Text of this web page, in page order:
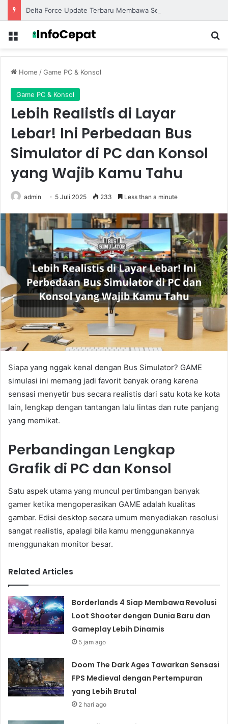
Menu
Home /Game PC & Konsol
Game PC & Konsol
Lebih Realistis di Layar
Lebar! Ini Perbedaan Bus
Simulator di PC dan Konsol
yang Wajib Kamu Tahu
admin 5 Juli 2025 233 Less than a minute
Siapa yang nggak kenal dengan Bus Simulator? GAME
simulasi ini memang jadi favorit banyak orang karena
sensasi menyetir bus secara realistis dari satu kota ke kota
lain, lengkap dengan tantangan lalu lintas dan rute panjang
yang memikat.
Perbandingan Lengkap
Grafik di PC dan Konsol
Satu aspek utama yang muncul pertimbangan banyak
gamer ketika mengoperasikan GAME adalah kualitas
gambar. Edisi desktop secara umum menyediakan resolusi
sangat realistis, apalagi bila kamu menggunakannya
menggunakan monitor besar.
Related Articles
Borderlands 4 Siap Membawa Revolusi
Loot Shooter dengan Dunia Baru dan
Gameplay Lebih Dinamis
5 jam ago
Doom The Dark Ages Tawarkan Sensasi
FPS Medieval dengan Pertempuran
yang Lebih Brutal
2 hari ago